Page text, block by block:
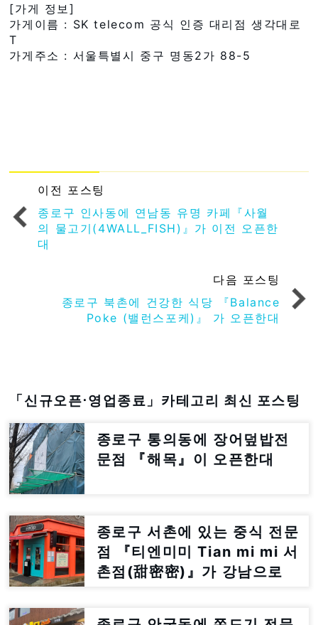
[가게 정보]
가게이름 : SK telecom 공식 인증 대리점 생각대로
T
가게주소 : 서울특별시 중구 명동2가 88-5
이전 포스팅
종로구 인사동에 연남동 유명 카페『사월
의 물고기(4WALL_FISH)』가 이전 오픈한
대
다음 포스팅
종로구 북촌에 건강한 식당 『Balance
Poke (밸런스포케)』 가 오픈한대
「신규오픈⋅영업종료」카테고리 최신 포스팅
종로구 통의동에 장어덮밥전
문점 『해목』이 오픈한대
종로구 서촌에 있는 중식 전문
점 『티엔미미 Tian mi mi 서
촌점(甜密密)』가 강남으로